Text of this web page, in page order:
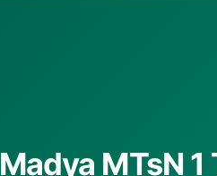
Lomba
MTsN 1 Tana Toraja.